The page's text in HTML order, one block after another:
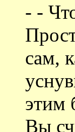
- -
сам,
этим
Вы